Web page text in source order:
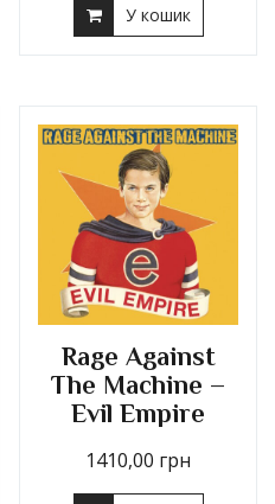
У кошик
Rage Against
The Machine –
Evil Empire
1410,00 грн